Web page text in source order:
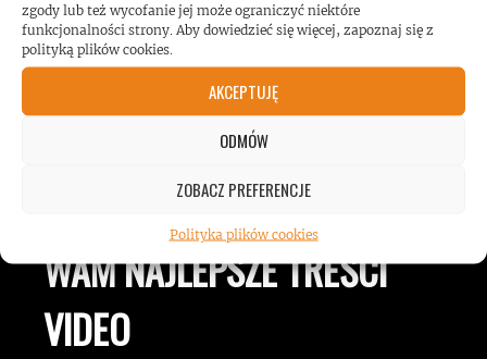
zgody lub też wycofanie jej może ograniczyć niektóre
funkcjonalności strony. Aby dowiedzieć się więcej, zapoznaj się z
polityką plików cookies.
AKCEPTUJĘ
ODMÓW
ZOBACZ PREFERENCJE
Polityka plików cookies
JESTEŚMY BLISKO
ZESPOŁÓW, KONCERTÓW I
LUDZI ZWIĄZANYCH Z
MUZYKĄ, BY DOSTARCZAĆ
WAM NAJLEPSZE TREŚCI
VIDEO